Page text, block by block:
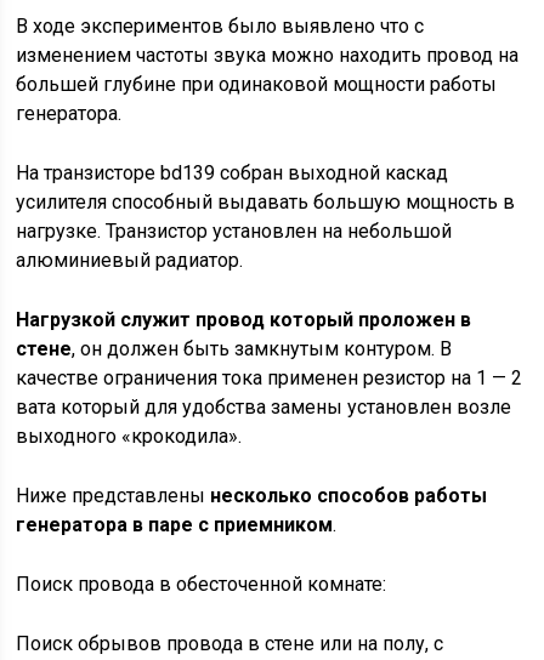
В ходе экспериментов было выявлено что с
изменением частоты звука можно находить провод на
большей глубине при одинаковой мощности работы
генератора.
На транзисторе bd139 собран выходной каскад
усилителя способный выдавать большую мощность в
нагрузке. Транзистор установлен на небольшой
алюминиевый радиатор.
Нагрузкой служит провод который проложен в
стене, он должен быть замкнутым контуром. В
качестве ограничения тока применен резистор на 1 — 2
вата который для удобства замены установлен возле
выходного «крокодила».
Ниже представлены несколько способов работы
генератора в паре с приемником.
Поиск провода в обесточенной комнате:
Поиск обрывов провода в стене или на полу, с